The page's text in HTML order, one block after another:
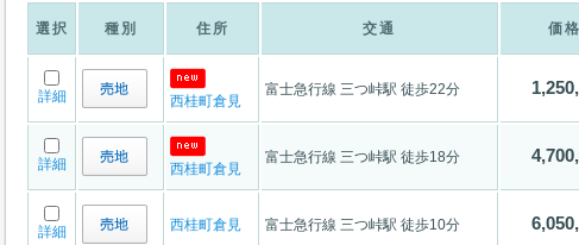
選択 種別 住所 交通 価格
詳細 西桂町倉見
富士急行線 三つ峠駅 徒歩22分
詳細 西桂町倉見
富士急行線 三つ峠駅 徒歩18分
詳細 西桂町倉見 富士急行線 三つ峠駅 徒歩10分